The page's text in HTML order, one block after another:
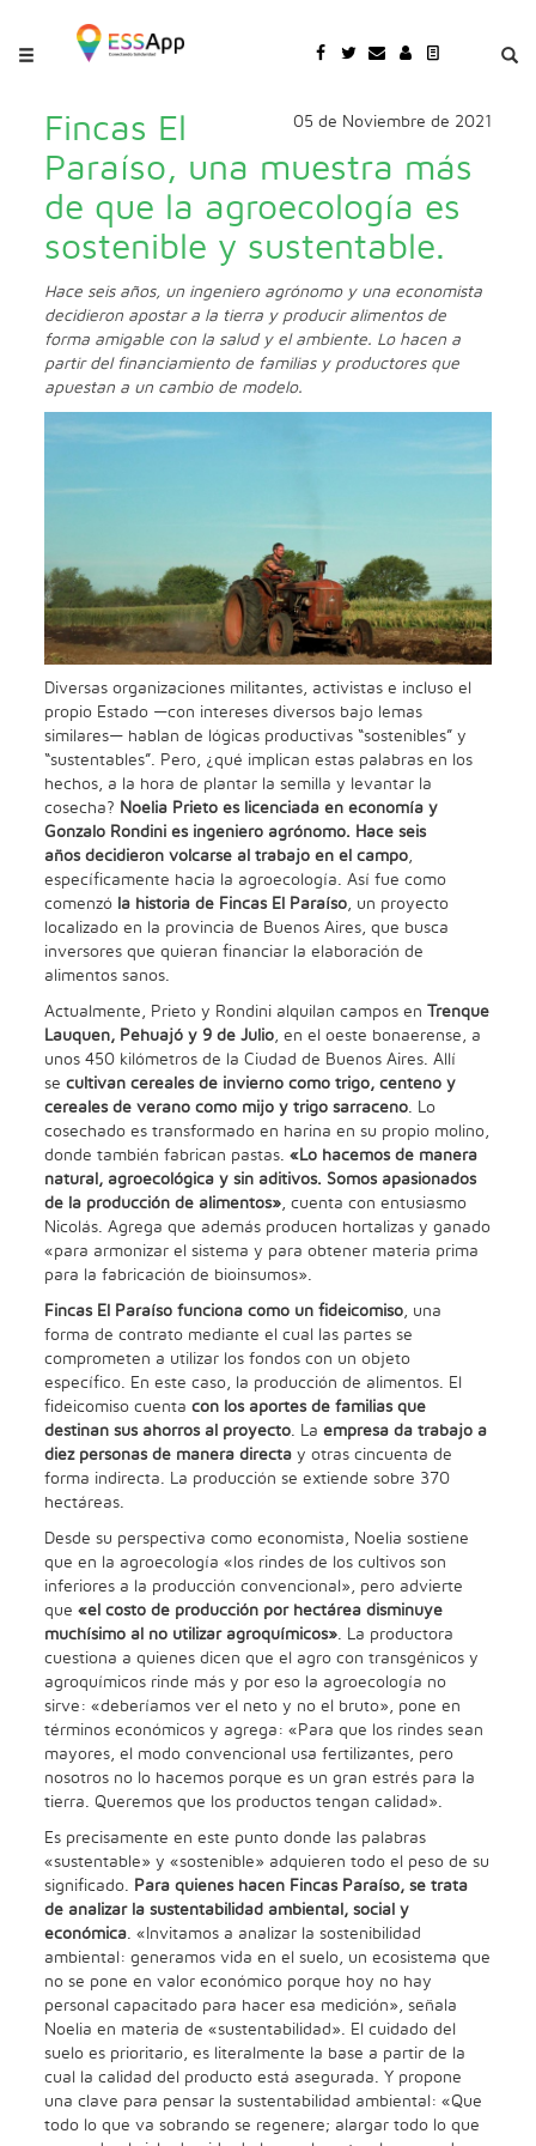
05 de Noviembre de 2021
Fincas El
Paraíso, una muestra más
de que la agroecología es
sostenible y sustentable.
Hace seis años, un ingeniero agrónomo y una economista
decidieron apostar a la tierra y producir alimentos de
forma amigable con la salud y el ambiente. Lo hacen a
partir del financiamiento de familias y productores que
apuestan a un cambio de modelo.
Diversas organizaciones militantes, activistas e incluso el
propio Estado —con intereses diversos bajo lemas
similares— hablan de lógicas productivas “sostenibles” y
“sustentables”. Pero, ¿qué implican estas palabras en los
hechos, a la hora de plantar la semilla y levantar la
cosecha? Noelia Prieto es licenciada en economía y
Gonzalo Rondini es ingeniero agrónomo. Hace seis
años decidieron volcarse al trabajo en el campo,
específicamente hacia la agroecología. Así fue como
comenzó la historia de Fincas El Paraíso, un proyecto
localizado en la provincia de Buenos Aires, que busca
inversores que quieran financiar la elaboración de
alimentos sanos.
Actualmente, Prieto y Rondini alquilan campos en
Trenque
Lauquen, Pehuajó y 9 de Julio, en el oeste bonaerense, a
unos 450 kilómetros de la Ciudad de Buenos Aires. Allí
secultivan cereales de invierno como trigo, centeno y
cereales de verano como mijo y trigo sarraceno. Lo
cosechado es transformado en harina en su propio molino,
donde también fabrican pastas.«Lo hacemos de manera
natural, agroecológica y sin aditivos. Somos apasionados
de la producción de alimentos», cuenta con entusiasmo
Nicolás. Agrega que además producen hortalizas y ganado
«para armonizar el sistema y para obtener materia prima
para la fabricación de bioinsumos».
Fincas El Paraíso funciona como un fideicomiso, una
forma de contrato mediante el cual las partes se
comprometen a utilizar los fondos con un objeto
específico. En este caso, la producción de alimentos. El
fideicomiso cuenta con los aportes de familias que
destinan sus ahorros al proyecto. Laempresa da trabajo a
diez personas de manera directa y otras cincuenta de
forma indirecta. La producción se extiende sobre 370
hectáreas.
Desde su perspectiva como economista, Noelia sostiene
que en la agroecología «los rindes de los cultivos son
inferiores a la producción convencional», pero advierte
que«el costo de producción por hectárea disminuye
muchísimo al no utilizar agroquímicos». La productora
cuestiona a quienes dicen que el agro con transgénicos y
agroquímicos rinde más y por eso la agroecología no
sirve: «deberíamos ver el neto y no el bruto», pone en
términos económicos y agrega: «Para que los rindes sean
mayores, el modo convencional usa fertilizantes, pero
nosotros no lo hacemos porque es un gran estrés para la
tierra. Queremos que los productos tengan calidad».
Es precisamente en este punto donde las palabras
«sustentable» y «sostenible» adquieren todo el peso de su
significado. Para quienes hacen Fincas Paraíso, se trata
de analizar la sustentabilidad ambiental, social y
económica. «Invitamos a analizar la sostenibilidad
ambiental: generamos vida en el suelo, un ecosistema que
no se pone en valor económico porque hoy no hay
personal capacitado para hacer esa medición», señala
Noelia en materia de «sustentabilidad». El cuidado del
suelo es prioritario, es literalmente la base a partir de la
cual la calidad del producto está asegurada. Y propone
una clave para pensar la sustentabilidad ambiental: «Que
todo lo que va sobrando se regenere; alargar todo lo que